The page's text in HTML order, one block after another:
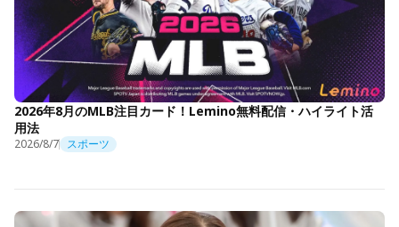
2026年8月のMLB注目カード！Lemino無料配信・ハイライト活
用法
2026/8/7 スポーツ